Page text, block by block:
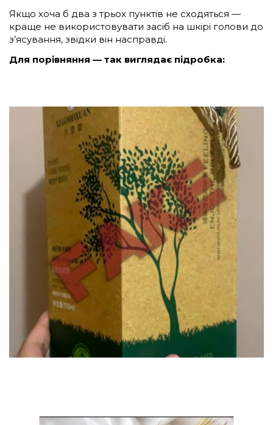
Якщо хоча б два з трьох пунктів не сходяться —
краще не використовувати засіб на шкірі голови до
з’ясування, звідки він насправді.
Для порівняння — так виглядає підробка: